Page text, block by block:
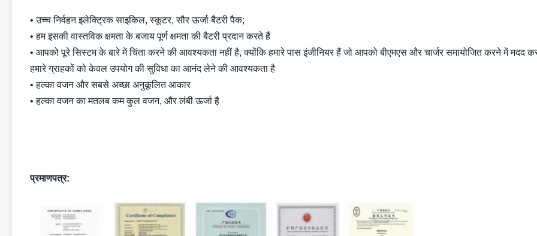
• उच्च निर्वहन इलेक्ट्रिक साइकिल, स्कूटर, सौर ऊर्जा बैटरी पैक;
• हम इसकी वास्तविक क्षमता के बजाय पूर्ण क्षमता की बैटरी प्रदान करते हैं
• आपको पूरे सिस्टम के बारे में चिंता करने की आवश्यकता नहीं है, क्योंकि हमारे पास इंजीनियर हैं जो आपको बीएमएस और चार्जर समायोजित करने में मदद
हमारे ग्राहकों को केवल उपयोग की सुविधा का आनंद लेने की आवश्यकता है
• हल्का वजन और सबसे अच्छा अनुकूलित आकार
• हल्का वजन का मतलब कम कुल वजन, और लंबी ऊर्जा है
प्रमाणपत्र: